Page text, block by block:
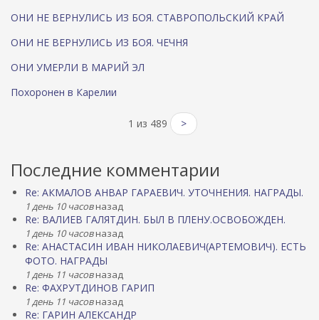
ОНИ НЕ ВЕРНУЛИСЬ ИЗ БОЯ. СТАВРОПОЛЬСКИЙ КРАЙ
ОНИ НЕ ВЕРНУЛИСЬ ИЗ БОЯ. ЧЕЧНЯ
ОНИ УМЕРЛИ В МАРИЙ ЭЛ
Похоронен в Карелии
1 из 489 >
Последние комментарии
Re: АКМАЛОВ АНВАР ГАРАЕВИЧ. УТОЧНЕНИЯ. НАГРАДЫ.
1 день 10 часовназад
Re: ВАЛИЕВ ГАЛЯТДИН. БЫЛ В ПЛЕНУ.ОСВОБОЖДЕН.
1 день 10 часовназад
Re: АНАСТАСИН ИВАН НИКОЛАЕВИЧ(АРТЕМОВИЧ). ЕСТЬ
ФОТО. НАГРАДЫ
1 день 11 часовназад
Re: ФАХРУТДИНОВ ГАРИП
1 день 11 часовназад
Re: ГАРИН АЛЕКСАНДР